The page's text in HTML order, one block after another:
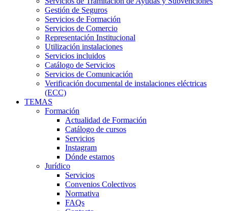
Gestión de Seguros
Servicios de Formación
Servicios de Comercio
Representación Institucional
Utilización instalaciones
Servicios incluidos
Catálogo de Servicios
Servicios de Comunicación
Verificación documental de instalaciones eléctricas
(ECC)
TEMAS
Formación
Actualidad de Formación
Catálogo de cursos
Servicios
Instagram
Dónde estamos
Jurídico
Servicios
Convenios Colectivos
Normativa
FAQs